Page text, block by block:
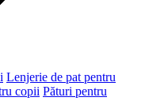
Lenjerie de pat pentru
copii Pături pentru